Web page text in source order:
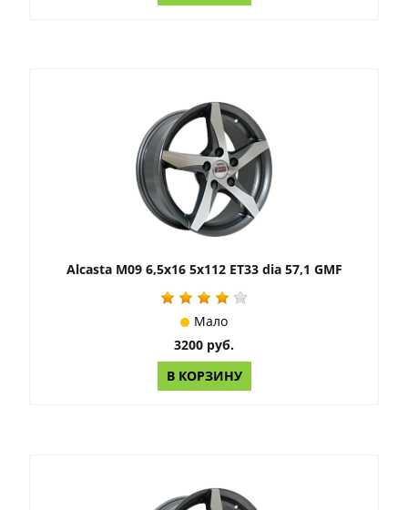
Alcasta M09 6,5x16 5x112 ET33 dia 57,1 GMF
Мало
3200 руб.
В КОРЗИНУ